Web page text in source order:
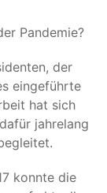
Pandemie?
der
eingeführte
hat sich
jahrelang
konnte die